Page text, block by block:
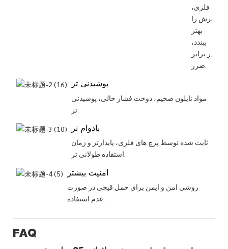
فلزی،
برش را
بهتر
ببندد،
در برابر
پوشیدنی تر
مواد نایلون ضخیم، دوخت فشار خالی، پوشیدنی
تر.
بادوام تر
ثابت شده توسط پرچ های فلزی، پایدارتر و زمان
استفاده طولانی تر.
امنیت بیشتر
روشی امن و ایمن برای حمل قیچی در صورت
عدم استفاده.
FAQ